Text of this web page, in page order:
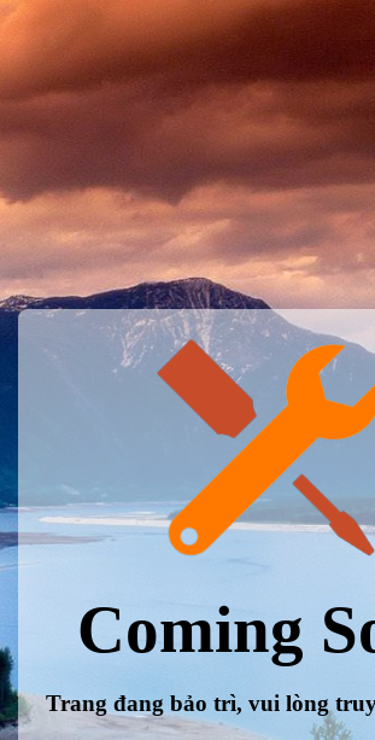
Coming
Trang đang bảo trì, vui lòng